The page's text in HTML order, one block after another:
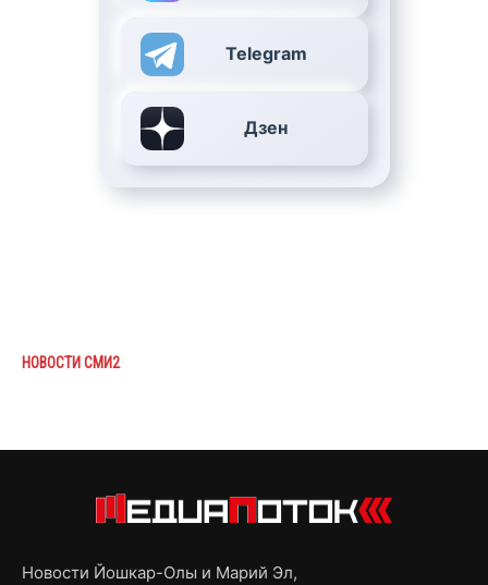
Telegram
Дзен
НОВОСТИ СМИ2
Новости Йошкар-Олы и Марий Эл,